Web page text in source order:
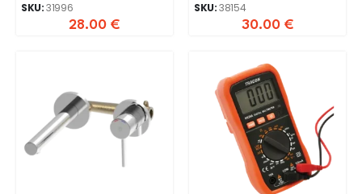
SKU:31996
28.00 €
SKU:38154
30.00 €